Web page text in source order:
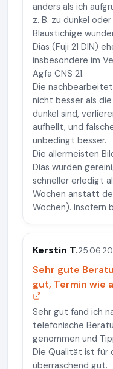
anders als ich
z. B. zu dunkel
Blaustichige
Dias (Fuji 21 DIN)
insbesondere im
Agfa CNS 21.
Die
nicht besser als
dunkel sind,
aufhellt, und
unbedingt besser.
Die allermeisten
Dias wurden
schneller erledigt
Wochen anstatt
Wochen). Insofern
Kerstin T.
Sehr gute
gut, Termin wie
Sehr gut fand ich
telefonische
genommen und
Die Qualität ist für
überraschend gut.